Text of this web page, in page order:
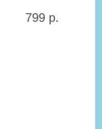
799 р.